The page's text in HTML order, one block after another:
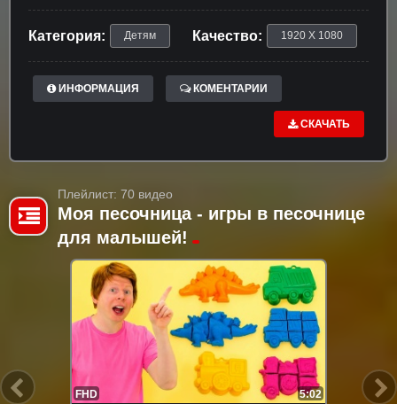
Категория: Детям Качество: 1920 X 1080
ИНФОРМАЦИЯ КОМЕНТАРИИ
СКАЧАТЬ
Плейлист: 70 видео
Моя песочница - игры в песочнице
для малышей!
FHD 5:02